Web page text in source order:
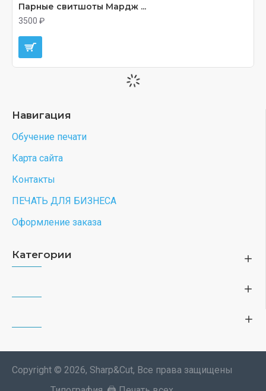
Парные свитшоты Мардж ...
3500 ₽
пар парня и девушки, двоих подруг, мемная
парная одежда y2k оверсайз